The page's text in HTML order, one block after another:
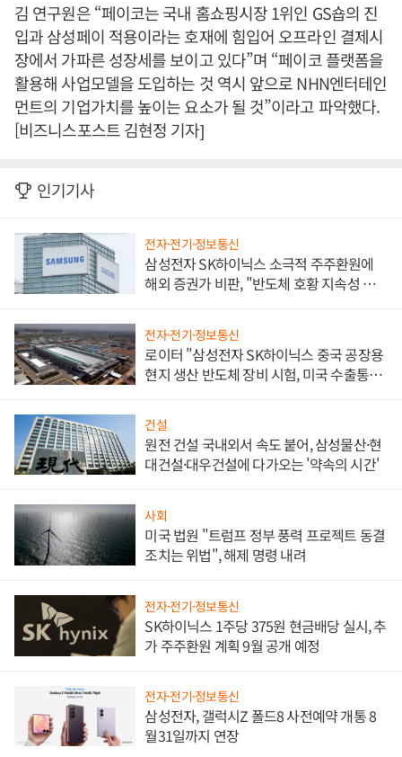
김 연구원은 “페이코는 국내 홈쇼핑시장 1위인 GS숍의 진
입과 삼성페이 적용이라는 호재에 힘입어 오프라인 결제시
장에서 가파른 성장세를 보이고 있다”며 “페이코 플랫폼을
활용해 사업모델을 도입하는 것 역시 앞으로 NHN엔터테인
먼트의 기업가치를 높이는 요소가 될 것”이라고 파악했다.
[비즈니스포스트 김현정 기자]
인기기사
전자·전기·정보통신
삼성전자 SK하이닉스 소극적 주주환원에
해외 증권가 비판, "반도체 호황 지속성 의
전자·전기·정보통신
로이터 "삼성전자 SK하이닉스 중국 공장용
현지 생산 반도체 장비 시험, 미국 수출통제
건설
원전 건설 국내외서 속도 붙어, 삼성물산·현
대건설·대우건설에 다가오는 '약속의 시간'
사회
미국 법원 "트럼프 정부 풍력 프로젝트 동결
조치는 위법", 해제 명령 내려
전자·전기·정보통신
SK하이닉스 1주당 375원 현금배당 실시, 추
가 주주환원 계획 9월 공개 예정
전자·전기·정보통신
삼성전자, 갤럭시Z 폴드8 사전예약 개통 8
월31일까지 연장